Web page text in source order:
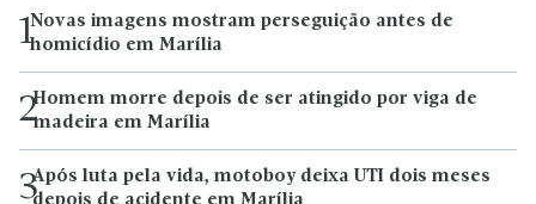
1Novas imagens mostram perseguição antes de
homicídio em Marília
2Homem morre depois de ser atingido por viga de
madeira em Marília
3Após luta pela vida, motoboy deixa UTI dois meses